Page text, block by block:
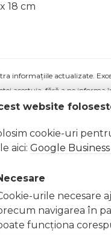
18 cm
informațiile actualizate.
acestuia, fără a ne
Set 4 figurine pictate
website
cookie-uri
aici: Google
urile necesare
navigarea în
funcţiona